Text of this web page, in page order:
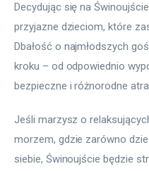
Decydując się na
przyjazne dzieciom, które
Dbałość o najmłodszych
kroku – od odpowiednio
bezpieczne i różnorodne
Jeśli marzysz o
morzem, gdzie zarówno
siebie, Świnoujście będzie